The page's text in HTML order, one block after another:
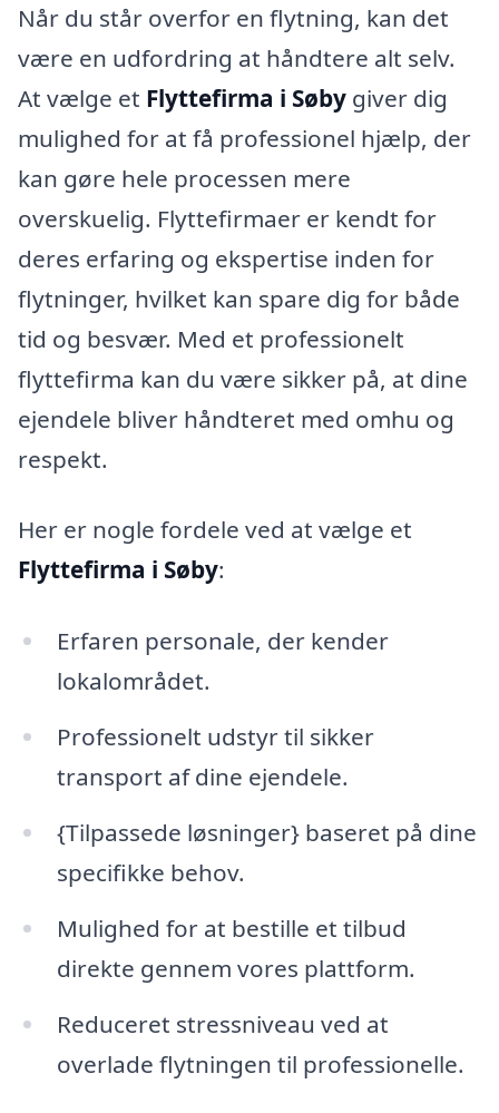
Når du står overfor en flytning, kan det
være en udfordring at håndtere alt selv.
At vælge et Flyttefirma i Søby giver dig
mulighed for at få professionel hjælp, der
kan gøre hele processen mere
overskuelig. Flyttefirmaer er kendt for
deres erfaring og ekspertise inden for
flytninger, hvilket kan spare dig for både
tid og besvær. Med et professionelt
flyttefirma kan du være sikker på, at dine
ejendele bliver håndteret med omhu og
respekt.
Her er nogle fordele ved at vælge et
Flyttefirma i Søby:
Erfaren personale, der kender
lokalområdet.
Professionelt udstyr til sikker
transport af dine ejendele.
{Tilpassede løsninger} baseret på dine
specifikke behov.
Mulighed for at bestille et tilbud
direkte gennem vores plattform.
Reduceret stressniveau ved at
overlade flytningen til professionelle.